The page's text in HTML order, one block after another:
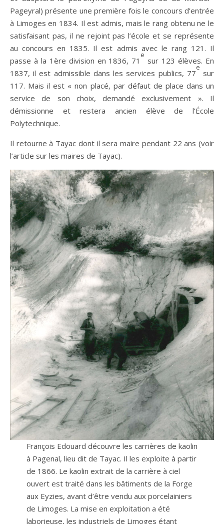
Pageyral) présente une première fois le concours d’entrée
à Limoges en 1834. Il est admis, mais le rang obtenu ne le
satisfaisant pas, il ne rejoint pas l’école et se représente
au concours en 1835. Il est admis avec le rang 121. Il
passe à la 1ère division en 1836, 71
e
sur 123 élèves. En
1837, il est admissible dans les services publics, 77
e
sur
117. Mais il est « non placé, par défaut de place dans un
service de son choix, demandé exclusivement ». Il
démissionne et restera ancien élève de l’École
Polytechnique.
Il retourne à Tayac dont il sera maire pendant 22 ans (voir
l’article sur les maires de Tayac).
François Edouard découvre les carrières de kaolin
à Pagenal, lieu dit de Tayac. Il les exploite à partir
de 1866. Le kaolin extrait de la carrière à ciel
ouvert est traité dans les bâtiments de la Forge
aux Eyzies, avant d’être vendu aux porcelainiers
de Limoges. La mise en exploitation a été
laborieuse, les industriels de Limoges étant